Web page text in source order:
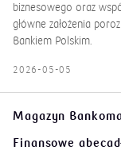
biznesowego oraz
główne założenia
Bankiem Polskim.
2026-05-05
Magazyn
Finansowe